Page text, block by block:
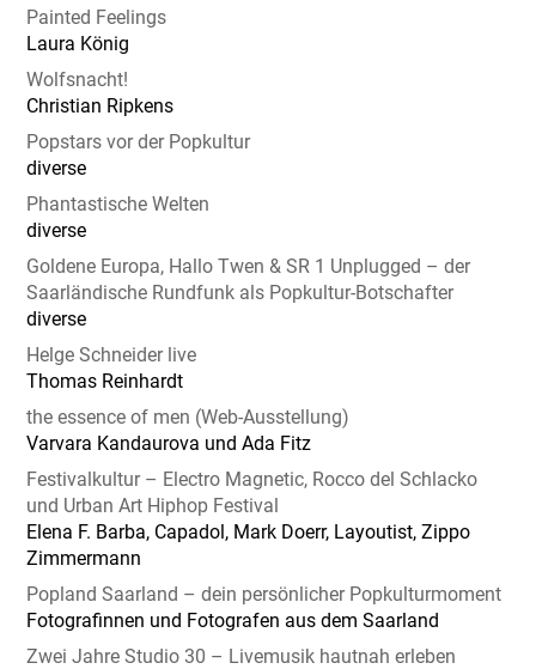
Painted Feelings
Laura König
Wolfsnacht!
Christian Ripkens
Popstars vor der Popkultur
diverse
Phantastische Welten
diverse
Goldene Europa, Hallo Twen & SR 1 Unplugged – der
Saarländische Rundfunk als Popkultur-Botschafter
diverse
Helge Schneider live
Thomas Reinhardt
the essence of men (Web-Ausstellung)
Varvara Kandaurova und Ada Fitz
Festivalkultur – Electro Magnetic, Rocco del Schlacko
und Urban Art Hiphop Festival
Elena F. Barba, Capadol, Mark Doerr, Layoutist, Zippo
Zimmermann
Popland Saarland – dein persönlicher Popkulturmoment
Fotografinnen und Fotografen aus dem Saarland
Zwei Jahre Studio 30 – Livemusik hautnah erleben